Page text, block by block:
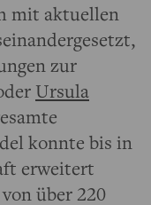
mit aktuellen
zur
Ursula
konnte bis in
erweitert
über 220